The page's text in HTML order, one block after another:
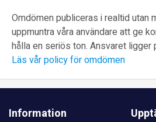
Omdömen publiceras i realtid utan
uppmuntra våra användare att ge
hålla en seriös ton. Ansvaret ligger
Läs vår policy för omdömen
Information